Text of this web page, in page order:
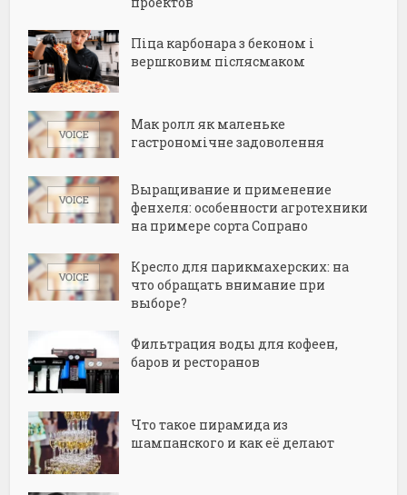
Піца карбонара з беконом і
вершковим післясмаком
Мак ролл як маленьке
гастрономічне задоволення
Выращивание и применение
фенхеля: особенности агротехники
на примере сорта Сопрано
Кресло для парикмахерских: на
что обращать внимание при
выборе?
Фильтрация воды для кофеен,
баров и ресторанов
Что такое пирамида из
шампанского и как её делают